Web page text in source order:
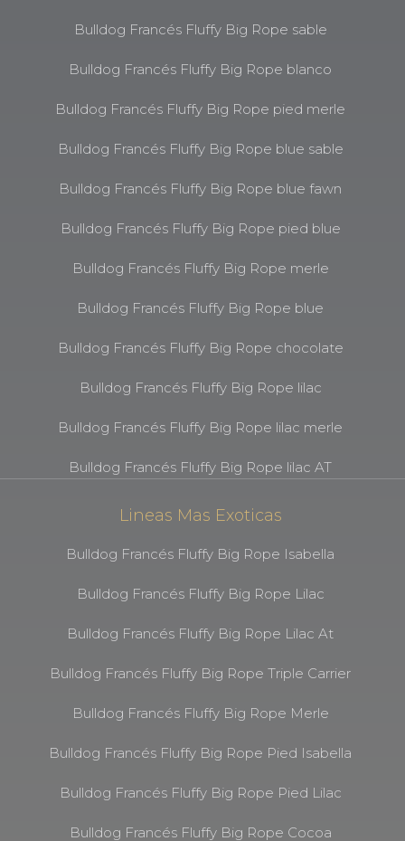
Bulldog Francés Fluffy Big Rope sable
Bulldog Francés Fluffy Big Rope blanco
Bulldog Francés Fluffy Big Rope pied merle
Bulldog Francés Fluffy Big Rope blue sable
Bulldog Francés Fluffy Big Rope blue fawn
Bulldog Francés Fluffy Big Rope pied blue
Bulldog Francés Fluffy Big Rope merle
Bulldog Francés Fluffy Big Rope blue
Bulldog Francés Fluffy Big Rope chocolate
Bulldog Francés Fluffy Big Rope lilac
Bulldog Francés Fluffy Big Rope lilac merle
Bulldog Francés Fluffy Big Rope lilac AT
Lineas Mas Exoticas
Bulldog Francés Fluffy Big Rope Isabella
Bulldog Francés Fluffy Big Rope Lilac
Bulldog Francés Fluffy Big Rope Lilac At
Bulldog Francés Fluffy Big Rope Triple Carrier
Bulldog Francés Fluffy Big Rope Merle
Bulldog Francés Fluffy Big Rope Pied Isabella
Bulldog Francés Fluffy Big Rope Pied Lilac
Bulldog Francés Fluffy Big Rope Cocoa